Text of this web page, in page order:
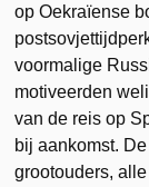
op Oekraïense
voormalige
motiveerden
van de reis op
bij aankomst.
grootouders,